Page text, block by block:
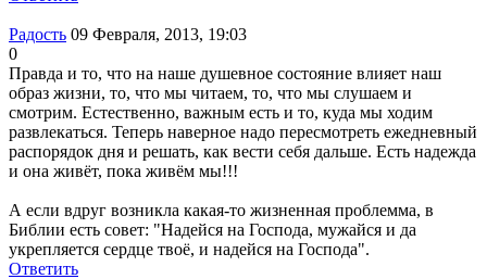
Радость 09 Февраля, 2013, 19:03
0
Правда и то, что на наше душевное состояние влияет наш
образ жизни, то, что мы читаем, то, что мы слушаем и
смотрим. Естественно, важным есть и то, куда мы ходим
развлекаться. Теперь наверное надо пересмотреть ежедневный
распорядок дня и решать, как вести себя дальше. Есть надежда
и она живёт, пока живём мы!!!
А если вдруг возникла какая-то жизненная проблемма, в
Библии есть совет: "Надейся на Господа, мужайся и да
укрепляется сердце твоё, и надейся на Господа".
Ответить